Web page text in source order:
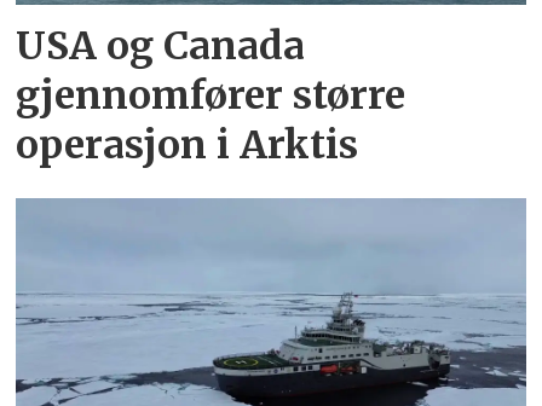
USA og Canada
gjennomfører større
operasjon i Arktis